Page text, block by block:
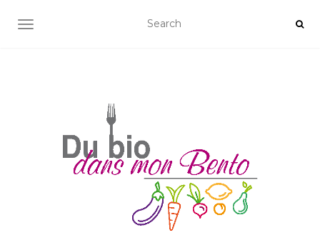
AFFICHER/MASQUER LA NAVIGATION